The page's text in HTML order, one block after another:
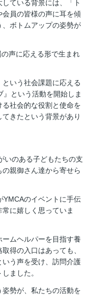
ている背景には、「ト
員の皆様の声に耳を傾
ボトムアップの姿勢が
声に応える形で生まれ
いう社会課題に応える
という活動を開始しま
社会的な役割と使命を
きたという背景があり
いのある子どもたちの支
親御さん達から寄せら
YMCAのイベントに手伝
に嬉しく思っていま
ムヘルパーを目指す養
得の入口はあっても、
う声を受け、訪問介護
ました。
勢が、私たちの活動を